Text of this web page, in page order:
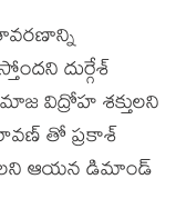
దుర్గేశ్
విద్రోహ శక్తులని
తో ప్రకాశ్
ఆయన డిమాండ్